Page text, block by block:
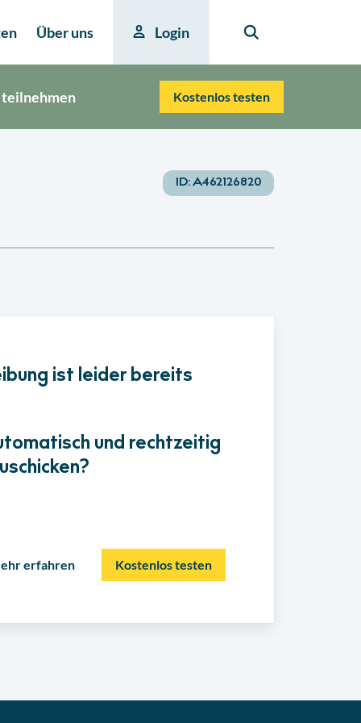
Über uns Login
teilnehmen Kostenlos testen
ID:A462126820
ist leider bereits
und rechtzeitig
erfahren Kostenlos testen